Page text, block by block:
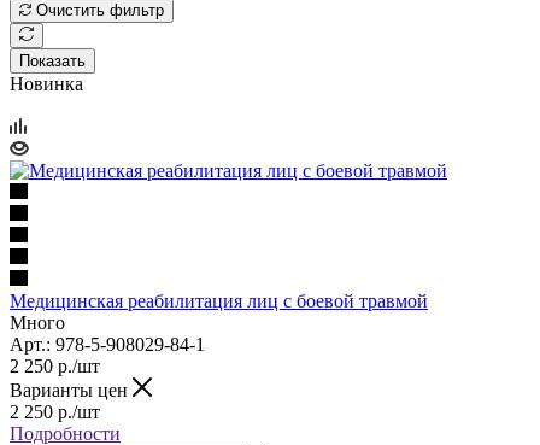
Очистить фильтр
Показать
Новинка
Медицинская реабилитация лиц с боевой травмой
Много
Арт.: 978-5-908029-84-1
2 250 р./шт
Варианты цен
2 250 р./шт
Подробности